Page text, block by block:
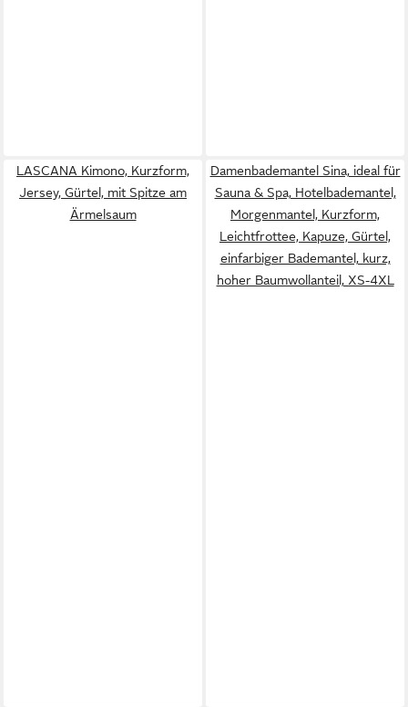
LASCANA Kimono, Kurzform,
Jersey, Gürtel, mit Spitze am
Ärmelsaum
Damenbademantel Sina, ideal für
Sauna & Spa, Hotelbademantel,
Morgenmantel, Kurzform,
Leichtfrottee, Kapuze, Gürtel,
einfarbiger Bademantel, kurz,
hoher Baumwollanteil, XS-4XL